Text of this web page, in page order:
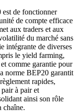
de fonctionner
de compte efficace
aux traders et aux
du marché sans
intégrante de diverses
le yield farming,
comme garantie pour
norme BEP20 garantit
rapides,
à pair et
ainsi son rôle
chaîne.